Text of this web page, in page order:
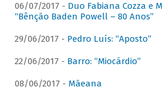
06/07/2017 - Duo Fabiana Cozza e
“Bênção Baden Powell – 80 Anos”
29/06/2017 - Pedro Luís: “Aposto”
22/06/2017 - Barro: “Miocárdio”
08/06/2017 - Mãeana